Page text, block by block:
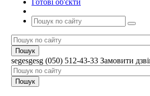
segesgesg (050) 512-43-33 Замовити